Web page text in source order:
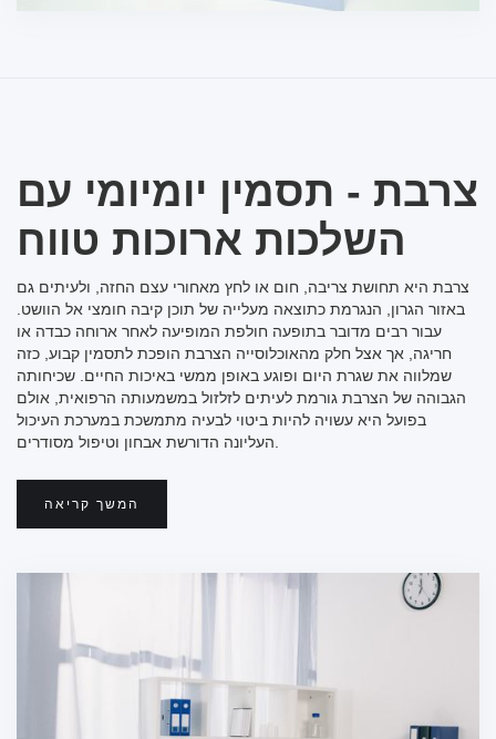
צרבת - תסמין יומיומי עם
השלכות ארוכות טווח
צרבת היא תחושת צריבה, חום או לחץ מאחורי עצם החזה, ולעיתים גם
באזור הגרון, הנגרמת כתוצאה מעלייה של תוכן קיבה חומצי אל הוושט.
עבור רבים מדובר בתופעה חולפת המופיעה לאחר ארוחה כבדה או
חריגה, אך אצל חלק מהאוכלוסייה הצרבת הופכת לתסמין קבוע, כזה
שמלווה את שגרת היום ופוגע באופן ממשי באיכות החיים. שכיחותה
הגבוהה של הצרבת גורמת לעיתים לזלזול במשמעותה הרפואית, אולם
בפועל היא עשויה להיות ביטוי לבעיה מתמשכת במערכת העיכול
המשך קריאה